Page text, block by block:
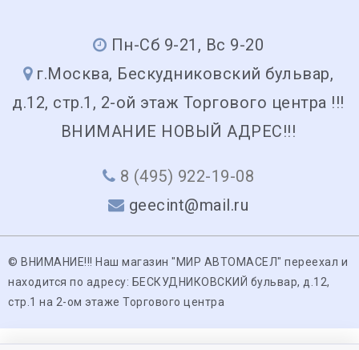
Пн-Сб 9-21, Вс 9-20
г.Москва, Бескудниковский бульвар,
д.12, стр.1, 2-ой этаж Торгового центра !!!
ВНИМАНИЕ НОВЫЙ АДРЕС!!!
8 (495) 922-19-08
geecint@mail.ru
© ВНИМАНИЕ!!! Наш магазин "МИР АВТОМАСЕЛ" переехал и
находится по адресу: БЕСКУДНИКОВСКИЙ бульвар, д.12,
стр.1 на 2-ом этаже Торгового центра